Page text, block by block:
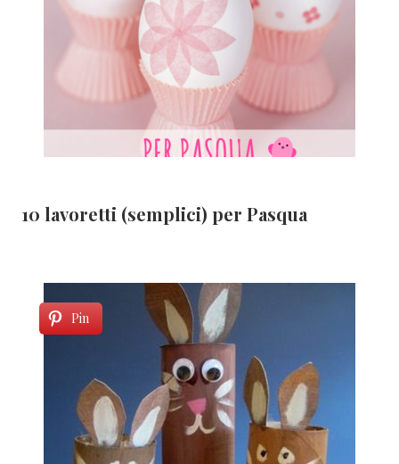
10 lavoretti (semplici) per Pasqua
Pin